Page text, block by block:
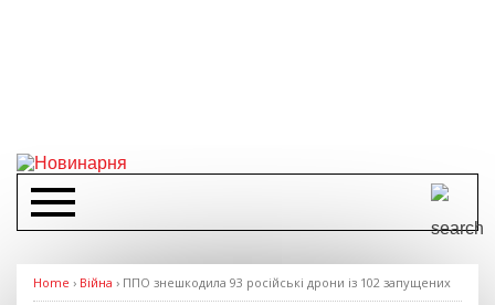
Home › Війна › ППО знешкодила 93 російські дрони із 102 запущених